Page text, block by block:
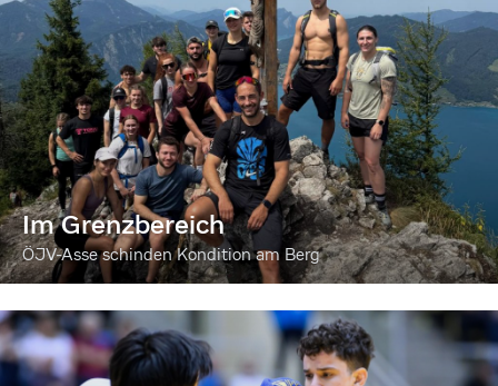
Im Grenzbereich
ÖJV-Asse schinden Kondition am Berg